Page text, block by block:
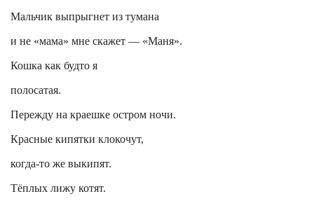
Мальчик выпрыгнет из тумана
и не «мама» мне скажет — «Маня».
Кошка как будто я
полосатая.
Пережду на краешке остром ночи.
Красные кипятки клокочут,
когда-то же выкипят.
Тёплых лижу котят.